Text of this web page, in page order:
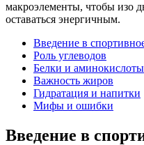
макроэлементы, чтобы изо
оставаться энергичным.
Введение в
Роль углеводов
Белки и аминокислоты
Важность жиров
Гидратация и напитки
Мифы и ошибки
Введение в